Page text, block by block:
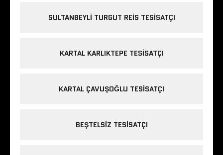
SULTANBEYLI TURGUT REIS TESISATÇI
KARTAL KARLIKTEPE TESISATÇI
KARTAL ÇAVUŞOĞLU TESISATÇI
BEŞTELSIZ TESISATÇI